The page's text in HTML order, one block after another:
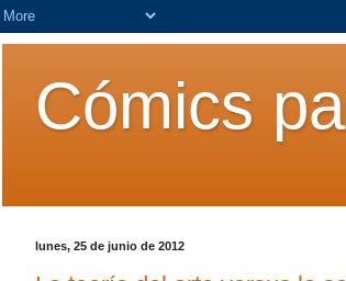
Cómics
lunes, 25 de junio de 2012